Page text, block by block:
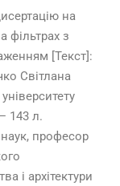
на
фільтрах з
[Текст]:
Світлана
143 л.
професор
і архітектури